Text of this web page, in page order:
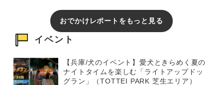
おでかけレポートをもっと見る
イベント
【兵庫/犬のイベント】愛犬ときらめく夏の
ナイトタイムを楽しむ「ライトアップドッ
グラン」（TOTTEI PARK 芝生エリア）